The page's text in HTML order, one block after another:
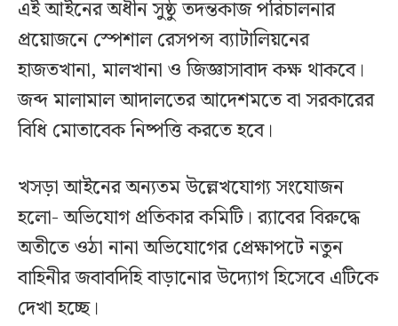
এই আইনের অধীন সুষ্ঠু তদন্তকাজ পরিচালনার
প্রয়োজনে স্পেশাল রেসপন্স ব্যাটালিয়নের
হাজতখানা, মালখানা ও জিজ্ঞাসাবাদ কক্ষ থাকবে।
জব্দ মালামাল আদালতের আদেশমতে বা সরকারের
বিধি মোতাবেক নিষ্পত্তি করতে হবে।
খসড়া আইনের অন্যতম উল্লেখযোগ্য সংযোজন
হলো- অভিযোগ প্রতিকার কমিটি। র‌্যাবের বিরুদ্ধে
অতীতে ওঠা নানা অভিযোগের প্রেক্ষাপটে নতুন
বাহিনীর জবাবদিহি বাড়ানোর উদ্যোগ হিসেবে এটিকে
দেখা হচ্ছে।